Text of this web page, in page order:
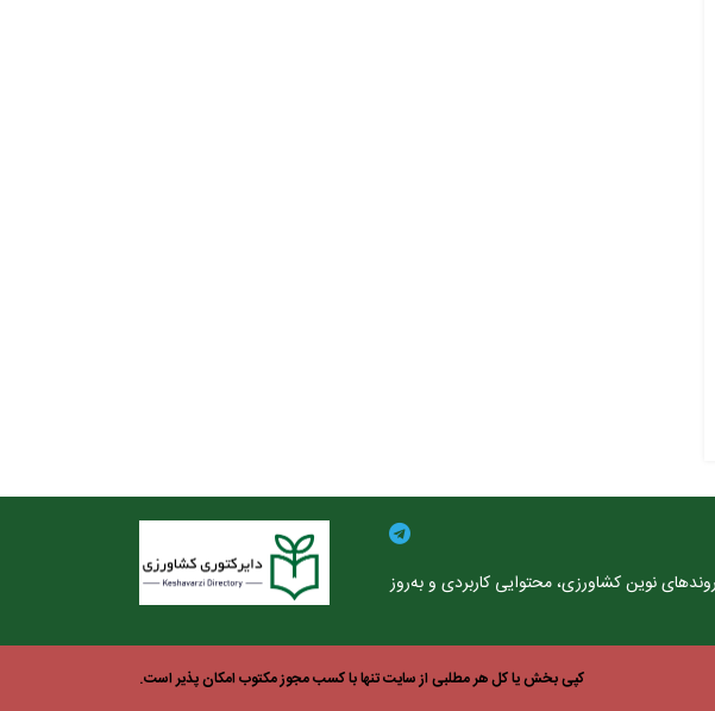
نوین کشاورزی، محتوایی کاربردی و به‌روز
کپی بخش یا کل هر مطلبی از سایت تنها با کسب مجوز مکتوب امکان پذیر است.